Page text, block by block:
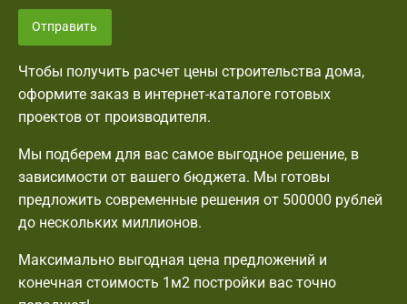
Отправить
Чтобы получить расчет цены строительства дома,
оформите заказ в интернет-каталоге готовых
проектов от производителя.
Мы подберем для вас самое выгодное решение, в
зависимости от вашего бюджета. Мы готовы
предложить современные решения от 500000 рублей
до нескольких миллионов.
Максимально выгодная цена предложений и
конечная стоимость 1м2 постройки вас точно